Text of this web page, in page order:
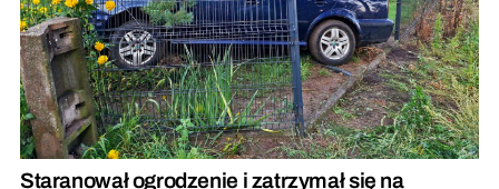
Staranował ogrodzenie i zatrzymał się na